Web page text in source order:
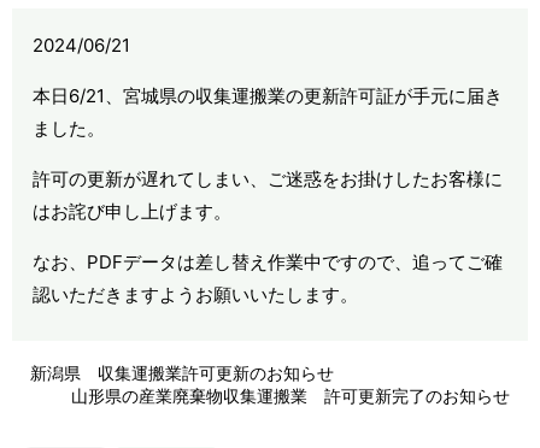
2024/06/21
本日6/21、宮城県の収集運搬業の更新許可証が手元に届き
ました。
許可の更新が遅れてしまい、ご迷惑をお掛けしたお客様に
はお詫び申し上げます。
なお、PDFデータは差し替え作業中ですので、追ってご確
認いただきますようお願いいたします。
新潟県 収集運搬業許可更新のお知らせ
山形県の産業廃棄物収集運搬業 許可更新完了のお知らせ